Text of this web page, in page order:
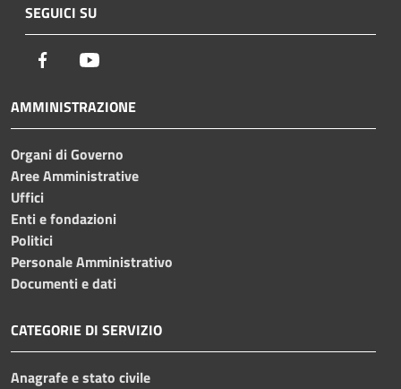
SEGUICI SU
Facebook
AMMINISTRAZIONE
Organi di Governo
Aree Amministrative
Uffici
Enti e fondazioni
Politici
Personale Amministrativo
Documenti e dati
CATEGORIE DI SERVIZIO
Anagrafe e stato civile